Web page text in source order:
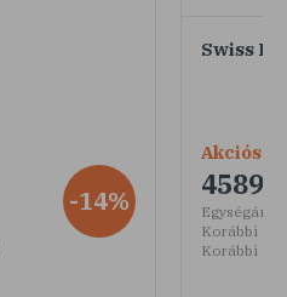
-14%
Swiss
Akciós ár
4589
Egységár:
Korábbi ár:
Korábbi